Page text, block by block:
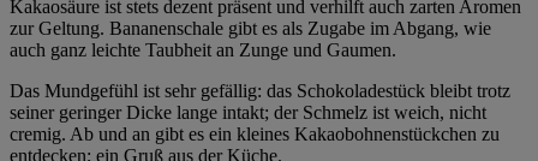
Kakaosäure ist stets dezent präsent und verhilft auch zarten Aromen
zur Geltung. Bananenschale gibt es als Zugabe im Abgang, wie
auch ganz leichte Taubheit an Zunge und Gaumen.
Das Mundgefühl ist sehr gefällig: das Schokoladestück bleibt trotz
seiner geringer Dicke lange intakt; der Schmelz ist weich, nicht
cremig. Ab und an gibt es ein kleines Kakaobohnenstückchen zu
entdecken; ein Gruß aus der Küche.